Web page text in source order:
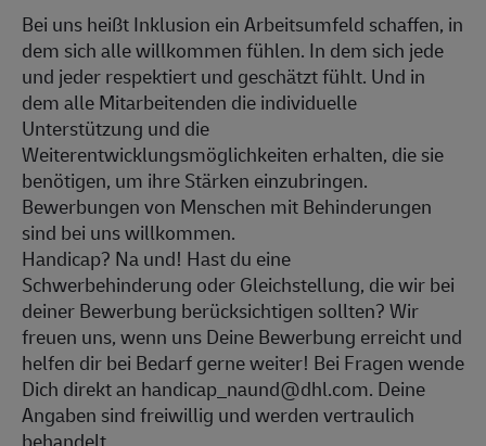
Bei uns heißt Inklusion ein Arbeitsumfeld schaffen, in
dem sich alle willkommen fühlen. In dem sich jede
und jeder respektiert und geschätzt fühlt. Und in
dem alle Mitarbeitenden die individuelle
Unterstützung und die
Weiterentwicklungsmöglichkeiten erhalten, die sie
benötigen, um ihre Stärken einzubringen.
Bewerbungen von Menschen mit Behinderungen
sind bei uns willkommen.
Handicap? Na und! Hast du eine
Schwerbehinderung oder Gleichstellung, die wir bei
deiner Bewerbung berücksichtigen sollten? Wir
freuen uns, wenn uns Deine Bewerbung erreicht und
helfen dir bei Bedarf gerne weiter! Bei Fragen wende
Dich direkt an handicap_naund@dhl.com. Deine
Angaben sind freiwillig und werden vertraulich